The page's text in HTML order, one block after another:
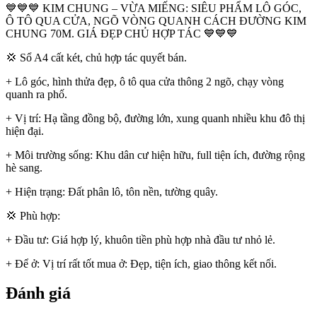
💙💙💙 KIM CHUNG – VỪA MIẾNG: SIÊU PHẨM LÔ GÓC,
Ô TÔ QUA CỬA, NGÕ VÒNG QUANH CÁCH ĐƯỜNG KIM
CHUNG 70M. GIÁ ĐẸP CHỦ HỢP TÁC 💙💙💙
💢 Sổ A4 cất két, chủ hợp tác quyết bán.
+ Lô góc, hình thửa đẹp, ô tô qua cửa thông 2 ngõ, chạy vòng
quanh ra phố.
+ Vị trí: Hạ tầng đồng bộ, đường lớn, xung quanh nhiều khu đô thị
hiện đại.
+ Môi trường sống: Khu dân cư hiện hữu, full tiện ích, đường rộng
hè sang.
+ Hiện trạng: Đất phân lô, tôn nền, tường quây.
💢 Phù hợp:
+ Đầu tư: Giá hợp lý, khuôn tiền phù hợp nhà đầu tư nhỏ lẻ.
+ Để ở: Vị trí rất tốt mua ở: Đẹp, tiện ích, giao thông kết nối.
Đánh giá